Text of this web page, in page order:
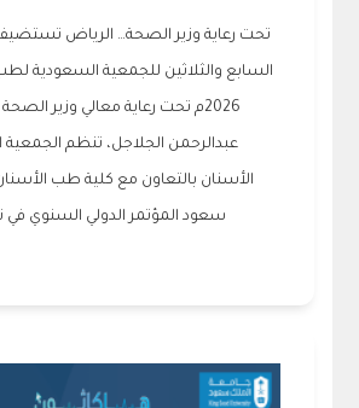
تحت رعاية وزير الصحة… الرياض تستضيف
السابع والثلاثين للجمعية السعودية
2026م تحت رعاية معالي وزير
عبدالرحمن الجلاجل، تنظم
الأسنان بالتعاون مع كلية طب
سعود المؤتمر الدولي السنوي